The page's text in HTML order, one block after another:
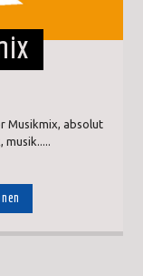
Musikmix, absolut
musik.....